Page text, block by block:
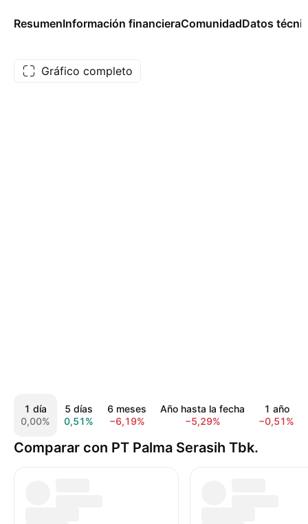
ResumenInformación financieraComunidadDatos
Gráfico completo
1 día
0,00%
5 días
0,51%
6 meses
−6,19%
Año hasta la fecha
−5,29%
1 año
−0,51%
Comparar con PT Palma Serasih Tbk.